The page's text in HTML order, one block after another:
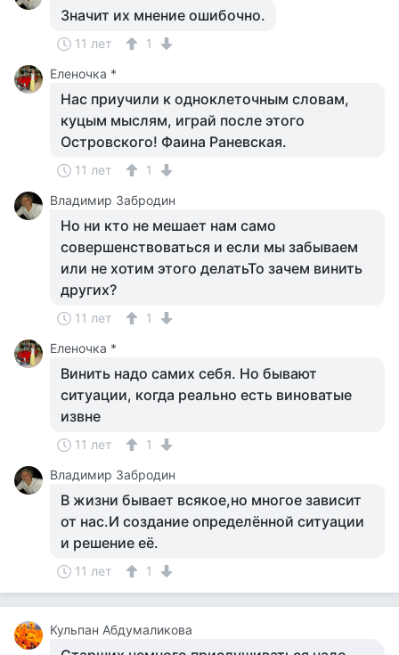
Значит их мнение ошибочно.
11 лет
1
Еленочка *
Нас приучили к одноклеточным словам,
куцым мыслям, играй после этого
Островского! Фаина Раневская.
11 лет
1
Владимир Забродин
Но ни кто не мешает нам само
совершенствоваться и если мы забываем
или не хотим этого делатьТо зачем винить
других?
11 лет
1
Еленочка *
Винить надо самих себя. Но бывают
ситуации, когда реально есть виноватые
извне
11 лет
1
Владимир Забродин
В жизни бывает всякое,но многое зависит
от нас.И создание определённой ситуации
и решение её.
11 лет 1
Кульпан Абдумаликова